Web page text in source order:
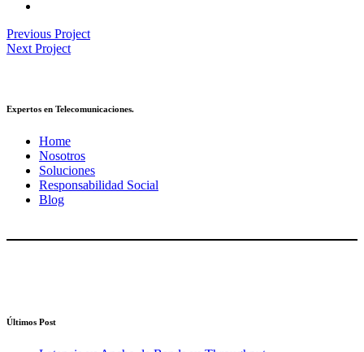
Previous Project
Next Project
Expertos en Telecomunicaciones.
Home
Nosotros
Soluciones
Responsabilidad Social
Blog
Últimos Post